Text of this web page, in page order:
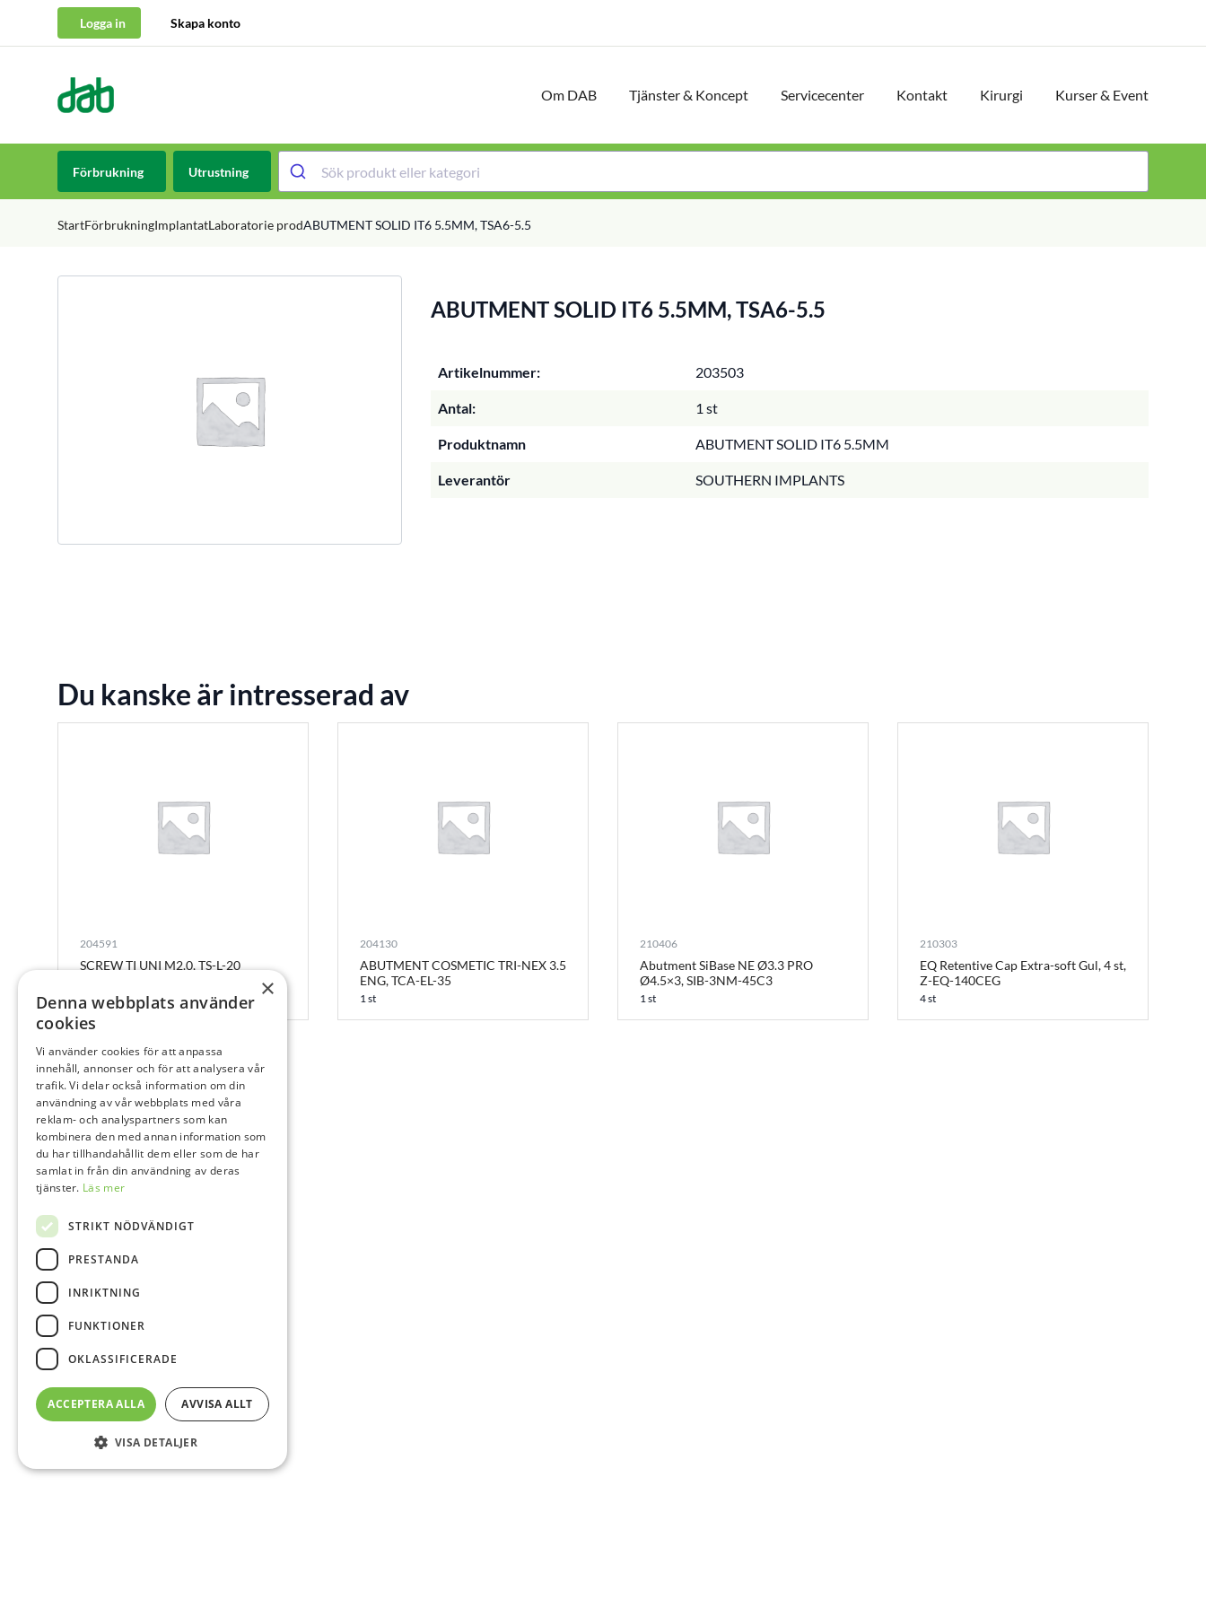
Logga in Skapa konto
DAB Dental Om DAB Tjänster & Koncept Servicecenter Kontakt Kirurgi Kurser & Event
Förbrukning Utrustning
StartFörbrukningImplantatLaboratorie prodABUTMENT SOLID IT6 5.5MM, TSA6-5.5
ABUTMENT SOLID IT6 5.5MM, TSA6-5.5
Artikelnummer: 203503
Antal: 1 st
Produktnamn ABUTMENT SOLID IT6 5.5MM
Leverantör SOUTHERN IMPLANTS
Du kanske är intresserad av
204591
SCREW TI UNI M2.0, TS-L-20
204130
ABUTMENT COSMETIC TRI-NEX 3.5
ENG, TCA-EL-35
1 st
210406
Abutment SiBase NE Ø3.3 PRO
Ø4.5×3, SIB-3NM-45C3
1 st
210303
EQ Retentive Cap Extra-soft Gul, 4 st,
Z-EQ-140CEG
4 st
×
Denna webbplats använder
cookies
Vi använder cookies för att anpassa
innehåll, annonser och för att analysera vår
trafik. Vi delar också information om din
användning av vår webbplats med våra
reklam- och analyspartners som kan
kombinera den med annan information som
du har tillhandahållit dem eller som de har
samlat in från din användning av deras
tjänster. Läs mer
STRIKT NÖDVÄNDIGT
PRESTANDA
INRIKTNING
FUNKTIONER
OKLASSIFICERADE
ACCEPTERA ALLA AVVISA ALLT
VISA DETALJER